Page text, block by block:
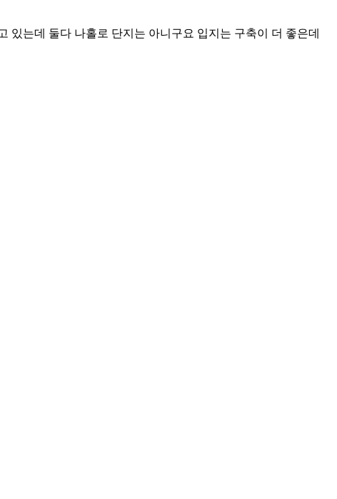
있는데 둘다 나홀로 단지는 아니구요 입지는 구축이 더 좋은데